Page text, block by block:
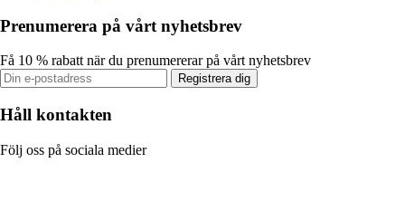
Prenumerera på vårt nyhetsbrev
Få 10 % rabatt när du prenumererar på vårt nyhetsbrev
Registrera dig
Håll kontakten
Följ oss på sociala medier